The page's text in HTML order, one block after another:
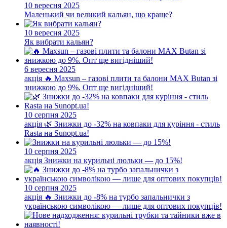
10 вересня 2025
Маленький чи великий кальян, що краще?
10 вересня 2025
Як вибрати кальян?
6 вересня 2025
акція 🔥 Maxsun – газові плити та балони MAX Butan зі
знижкою до 9%. Опт ще вигідніший!
10 серпня 2025
акція 🌿 Знижки до -32% на ковпаки для куріння - стиль
Rasta на Sunopt.ua!
10 серпня 2025
акція Знижки на курильні люльки — до 15%!
10 серпня 2025
акція 🔥 Знижки до -8% на турбо запальнички з
українською символікою — лише для оптових покупців!